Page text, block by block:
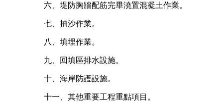
六、堤防胸牆配筋完畢澆置混凝土作業。
七、抽沙作業。
八、填埋作業。
九、回填區排水設施。
十、海岸防護設施。
十一、其他重要工程重點項目。